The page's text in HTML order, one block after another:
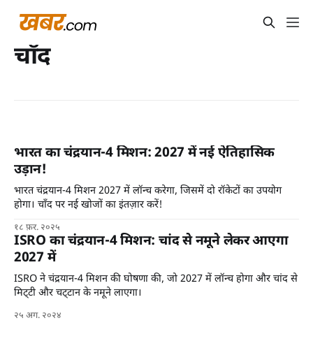
चाँद
भारत का चंद्रयान-4 मिशन: 2027 में नई ऐतिहासिक
उड़ान!
भारत चंद्रयान-4 मिशन 2027 में लॉन्च करेगा, जिसमें दो रॉकेटों का उपयोग
होगा। चाँद पर नई खोजों का इंतज़ार करें!
१८ फ़र. २०२५
ISRO का चंद्रयान-4 मिशन: चांद से नमूने लेकर आएगा
2027 में
ISRO ने चंद्रयान-4 मिशन की घोषणा की, जो 2027 में लॉन्च होगा और चांद से
मिट्‌टी और चट्‌टान के नमूने लाएगा।
२५ अग. २०२४